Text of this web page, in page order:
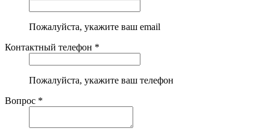
Пожалуйста, укажите ваш email
Контактный телефон *
Пожалуйста, укажите ваш телефон
Вопрос *